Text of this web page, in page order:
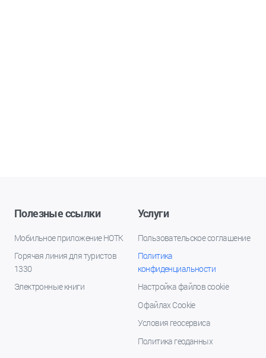
Полезные ссылки
Мобильное приложение НОТК
Горячая линия для туристов
1330
Электронные книги
Услуги
Пользовательское соглашение
Политика
конфиденциальности
Настройка файлов cookie
О файлах Cookie
Условия геосервиса
Политика геоданных